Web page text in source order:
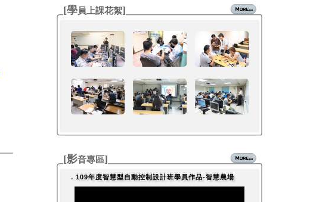
[學員上課花絮]
[影音專區]
．109年度智慧型自動控制設計班學員作品-智慧農場